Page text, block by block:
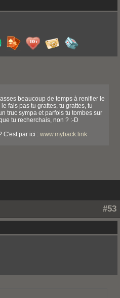
beaucoup de temps à renifler le
fais pas tu grattes, tu grattes, tu
truc sympa et parfois tu tombes sur
tu recherchais, non ? :-D
C'est par ici : www.myback.link
#53